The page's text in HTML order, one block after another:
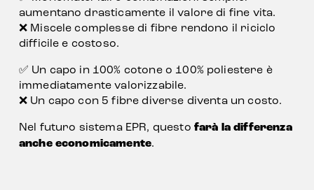
aumentano drasticamente il valore di fine vita.
❌ Miscele complesse di fibre rendono il riciclo
difficile e costoso.
✅ Un capo in 100% cotone o 100% poliestere è
immediatamente valorizzabile.
❌ Un capo con 5 fibre diverse diventa un costo.
Nel futuro sistema EPR, questo farà la differenza
anche economicamente.